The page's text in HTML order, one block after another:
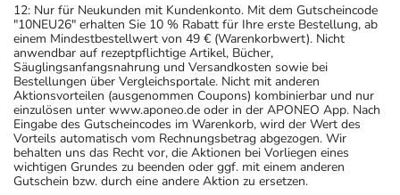
Folienverpackung.
Wichtige Hinweise
Was sollten Sie beachten?
- Durch plötzliches Absetzen können Probleme oder
Beschwerden auftreten. Deshalb sollte die Behandlung
langsam, das heißt mit einem schrittweisen
Ausschleichen der Dosis, beendet werden. Lassen Sie
sich dazu am besten von Ihrem Arzt oder Apotheker
12: Nur für Neukunden mit Kundenkonto. Mit dem Gutscheincode
"10NEU26" erhalten Sie 10 % Rabatt für Ihre erste Bestellung, ab
einem Mindestbestellwert von 49 € (Warenkorbwert). Nicht
anwendbar auf rezeptpflichtige Artikel, Bücher,
Säuglingsanfangsnahrung und Versandkosten sowie bei
Bestellungen über Vergleichsportale. Nicht mit anderen
Aktionsvorteilen (ausgenommen Coupons) kombinierbar und nur
einzulösen unter www.aponeo.de oder in der APONEO App. Nach
Eingabe des Gutscheincodes im Warenkorb, wird der Wert des
Vorteils automatisch vom Rechnungsbetrag abgezogen. Wir
behalten uns das Recht vor, die Aktionen bei Vorliegen eines
wichtigen Grundes zu beenden oder ggf. mit einem anderen
Gutschein bzw. durch eine andere Aktion zu ersetzen.